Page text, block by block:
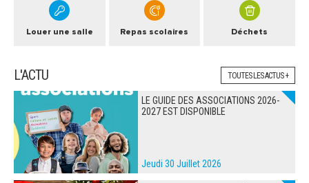
Louer une salle Repas scolaires Déchets
L'ACTU TOUTES LES ACTUS +
LE GUIDE DES ASSOCIATIONS 2026-
2027 EST DISPONIBLE
Jeudi 30 Juillet 2026